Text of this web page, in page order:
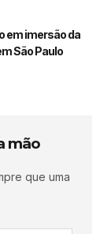
em imersão da
São Paulo
mão
que uma